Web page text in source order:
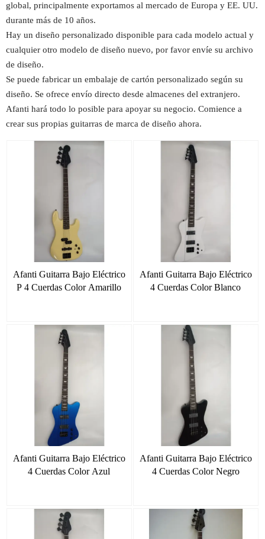
global, principalmente exportamos al mercado de Europa y EE. UU.
durante más de 10 años.
Hay un diseño personalizado disponible para cada modelo actual y
cualquier otro modelo de diseño nuevo, por favor envíe su archivo
de diseño.
Se puede fabricar un embalaje de cartón personalizado según su
diseño. Se ofrece envío directo desde almacenes del extranjero.
Afanti hará todo lo posible para apoyar su negocio. Comience a
crear sus propias guitarras de marca de diseño ahora.
Afanti Guitarra Bajo Eléctrico
P 4 Cuerdas Color Amarillo
Afanti Guitarra Bajo Eléctrico
4 Cuerdas Color Blanco
Afanti Guitarra Bajo Eléctrico
4 Cuerdas Color Azul
Afanti Guitarra Bajo Eléctrico
4 Cuerdas Color Negro